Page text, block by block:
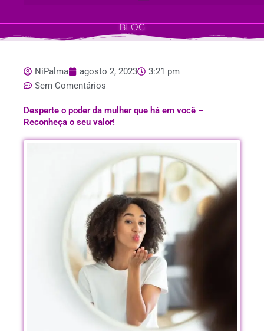
BLOG
NiPalma agosto 2, 2023
3:21 pm
Sem Comentários
Desperte o poder da mulher que há em você –
Reconheça o seu valor!